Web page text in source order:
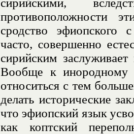
сирийскими,
противоположности
сродство эфиопского
часто, совершенно
сирийским
Вообще к инородному
относиться с тем
делать исторические
что эфиопский язык
как коптский